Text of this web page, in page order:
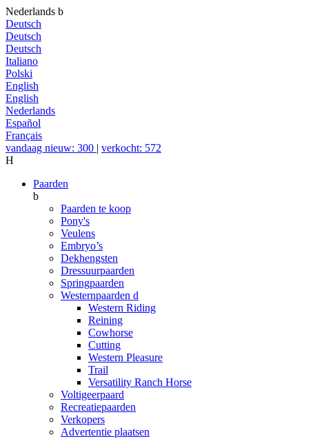
Nederlands b
Deutsch
Deutsch
Deutsch
Italiano
Polski
English
English
Nederlands
Español
Français
vandaag nieuw: 300 | verkocht: 572
H
Paarden
b
Paarden te koop
Pony's
Veulens
Embryo’s
Dekhengsten
Dressuurpaarden
Springpaarden
Westernpaarden d
Western Riding
Reining
Cowhorse
Cutting
Western Pleasure
Trail
Versatility Ranch Horse
Voltigeerpaard
Recreatiepaarden
Verkopers
Advertentie plaatsen